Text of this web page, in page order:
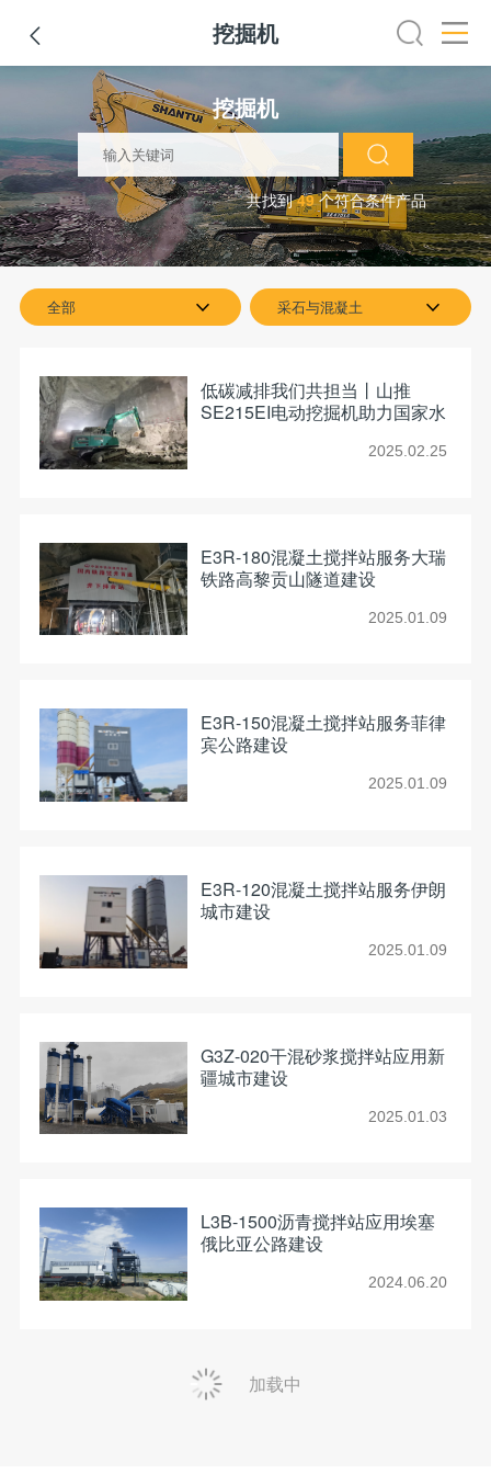
 挖掘机
平地机 装载机 摊铺机
挖掘机
共找到49个符合条件产品
全部 采石与混凝土
低碳减排我们共担当丨山推
SE215EI电动挖掘机助力国家水
2025.02.25
E3R-180混凝土搅拌站服务大瑞
铁路高黎贡山隧道建设
2025.01.09
E3R-150混凝土搅拌站服务菲律
宾公路建设
2025.01.09
E3R-120混凝土搅拌站服务伊朗
城市建设
2025.01.09
G3Z-020干混砂浆搅拌站应用新
疆城市建设
2025.01.03
L3B-1500沥青搅拌站应用埃塞
俄比亚公路建设
2024.06.20
加载中